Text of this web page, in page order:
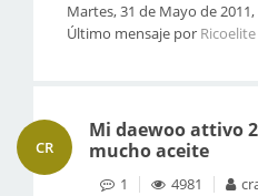
Martes, 31 de Mayo de 2011,
Último mensaje por Ricoelite
CR
Mi daewoo attivo
mucho aceite
1 4981